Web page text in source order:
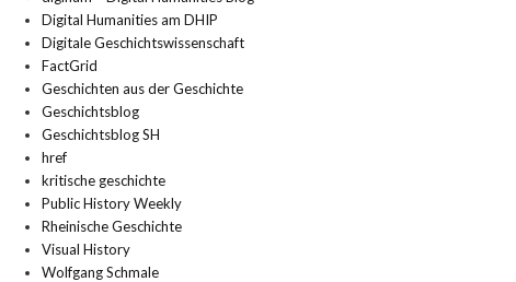
Digital Humanities am DHIP
Digitale Geschichtswissenschaft
FactGrid
Geschichten aus der Geschichte
Geschichtsblog
Geschichtsblog SH
href
kritische geschichte
Public History Weekly
Rheinische Geschichte
Visual History
Wolfgang Schmale